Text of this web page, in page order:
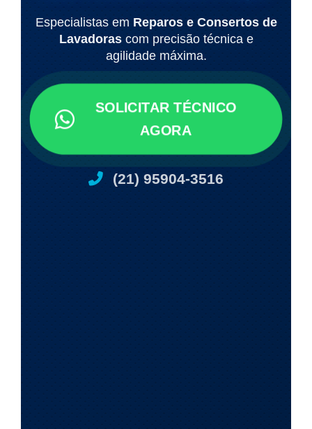
Especialistas em Reparos e Consertos de
Lavadorascom precisão técnica e
agilidade máxima.
SOLICITAR TÉCNICO
AGORA
(21) 95904-3516